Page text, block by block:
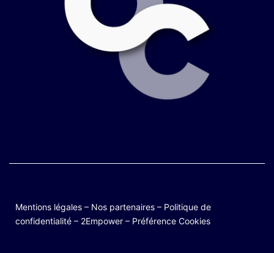
Mentions légales – Nos partenaires – Politique de
confidentialité – 2Empower – Préférence Cookies